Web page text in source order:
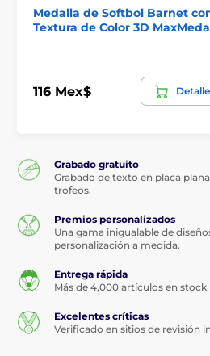
Medalla de Softbol Barnet
Textura de Color 3D
116 Mex$ Detalle
Grabado gratuito
Grabado de texto en placa
trofeos.
Premios personalizados
Una gama inigualable de
personalización a medida.
Entrega rápida
Más de 4,000 artículos en stock
Excelentes críticas
Verificado en sitios de revisión